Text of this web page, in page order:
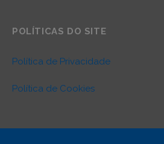
POLÍTICAS DO SITE
Política de Privacidade
Política de Cookies